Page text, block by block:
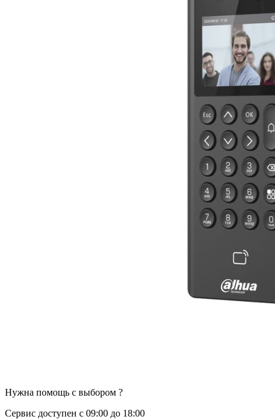
Нужна помощь с выбором ?
Сервис доступен с 09:00 до 18:00